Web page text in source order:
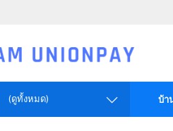
(ดูทั้งหมด) บ้า